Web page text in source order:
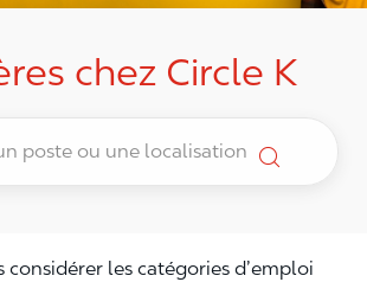
chez Circle K
considérer les catégories d’emploi